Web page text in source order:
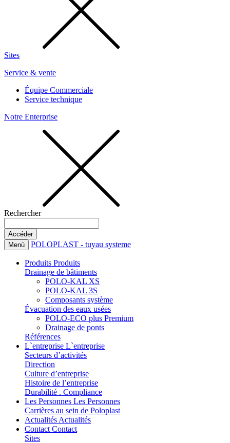
Sites
Service & vente
Équipe Commerciale
Service technique
Notre Enterprise
Rechercher
Menü POLOPLAST - tuyau systeme
Produits Produits
Drainage de bâtiments
POLO-KAL XS
POLO-KAL 3S
Composants système
Évacuation des eaux usées
POLO-ECO plus Premium
Drainage de ponts
Références
L`entreprise L`entreprise
Secteurs d’activités
Direction
Culture d’entreprise
Histoire de l’entreprise
Durabilité . Compliance
Les Personnes Les Personnes
Carrières au sein de Poloplast
Actualités Actualités
Contact Contact
Sites